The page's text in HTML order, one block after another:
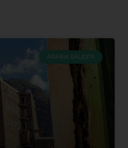
ARÁBIA SAUDITA